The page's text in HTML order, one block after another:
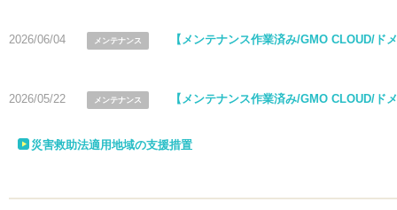
2026/06/04 メンテナンス 【メンテナンス作業済み/GMO CLOUD/ド
2026/05/22 メンテナンス 【メンテナンス作業済み/GMO CLOUD/
災害救助法適用地域の支援措置